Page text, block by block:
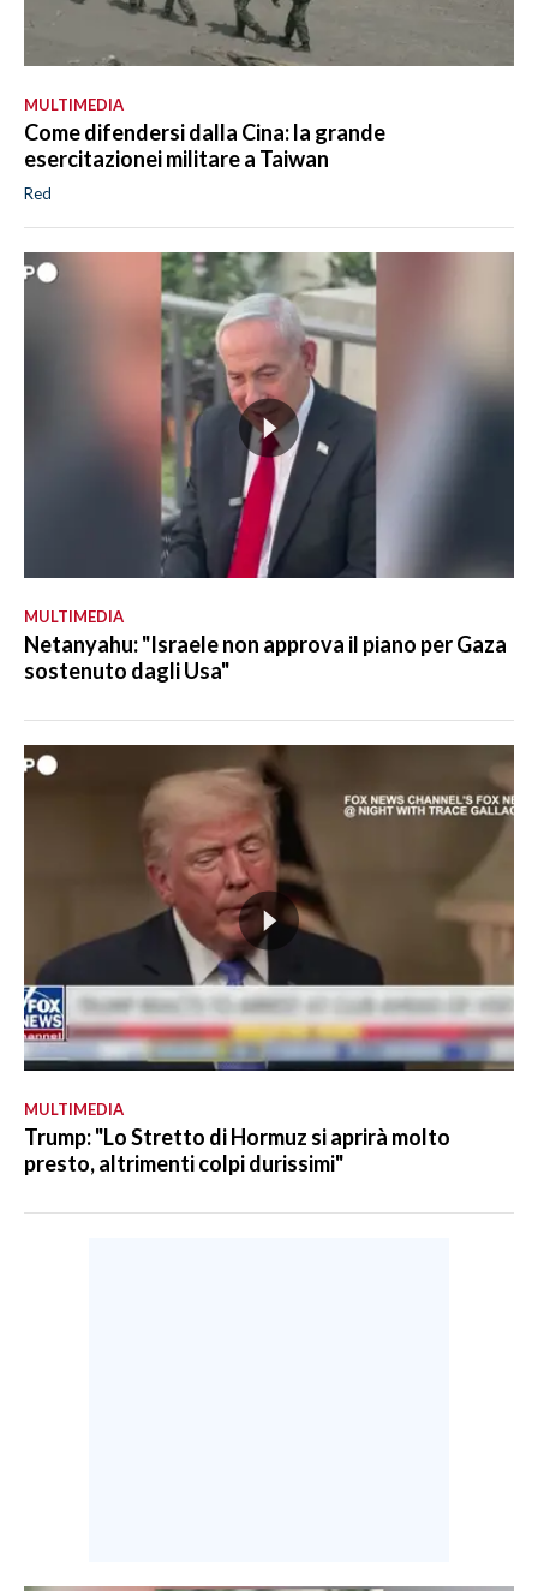
MULTIMEDIA
Come difendersi dalla Cina: la grande
esercitazionei militare a Taiwan
Red
MULTIMEDIA
Netanyahu: "Israele non approva il piano per Gaza
sostenuto dagli Usa"
MULTIMEDIA
Trump: "Lo Stretto di Hormuz si aprirà molto
presto, altrimenti colpi durissimi"